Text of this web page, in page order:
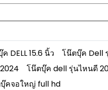
DELL 15.6 นิ้ว โน๊ตบุ๊ค Dell
โน๊ตบุ๊ค dell รุ่นไหนดี
คจอใหญ่ full hd